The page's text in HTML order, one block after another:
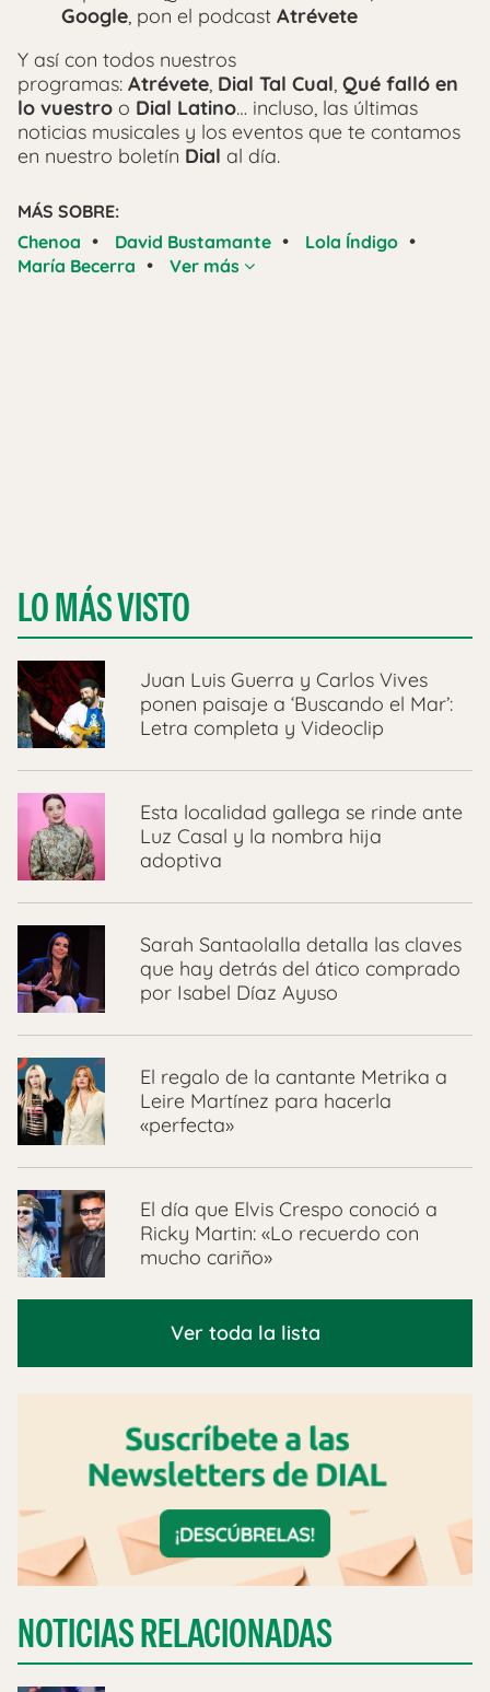
Google, pon el podcast Atrévete
Y así con todos nuestros
programas: Atrévete, Dial Tal Cual, Qué falló en
lo vuestro o Dial Latino… incluso, las últimas
noticias musicales y los eventos que te contamos
en nuestro boletín Dial al día.
MÁS SOBRE:
Chenoa • David Bustamante • Lola Índigo •
María Becerra • Ver más
LO MÁS VISTO
Juan Luis Guerra y Carlos Vives
ponen paisaje a ‘Buscando el Mar’:
Letra completa y Videoclip
Esta localidad gallega se rinde ante
Luz Casal y la nombra hija
adoptiva
Sarah Santaolalla detalla las claves
que hay detrás del ático comprado
por Isabel Díaz Ayuso
El regalo de la cantante Metrika a
Leire Martínez para hacerla
«perfecta»
El día que Elvis Crespo conoció a
Ricky Martin: «Lo recuerdo con
mucho cariño»
Ver toda la lista
NOTICIAS RELACIONADAS